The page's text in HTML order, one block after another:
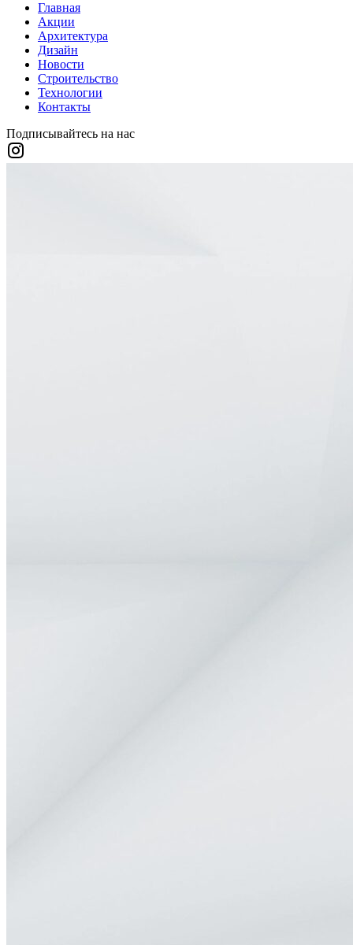
Главная
Акции
Архитектура
Дизайн
Новости
Строительство
Технологии
Контакты
Подписывайтесь на нас